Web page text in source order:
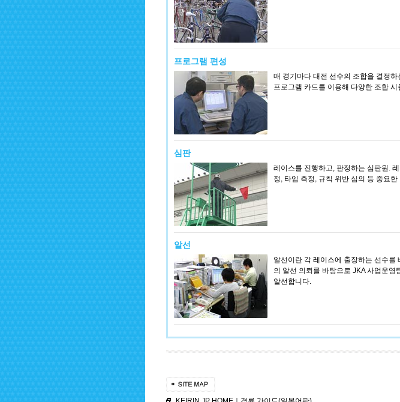
프로그램 편성
매 경기마다 대전 선수의 조합을 결정
프로그램 카드를 이용해 다양한 조합
심판
레이스를 진행하고, 판정하는 심판원.
정, 타임 측정, 규칙 위반 심의 등 중요
알선
알선이란 각 레이스에 출장하는 선수를
의 알선 의뢰를 바탕으로 JKA 사업운
알선합니다.